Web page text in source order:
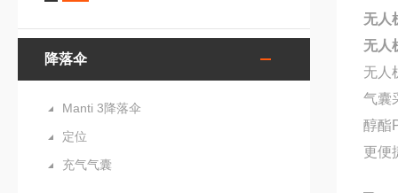
降落伞
Manti 3降落伞
定位
充气气囊
无人
无人
无人
气囊
醇酯
更便